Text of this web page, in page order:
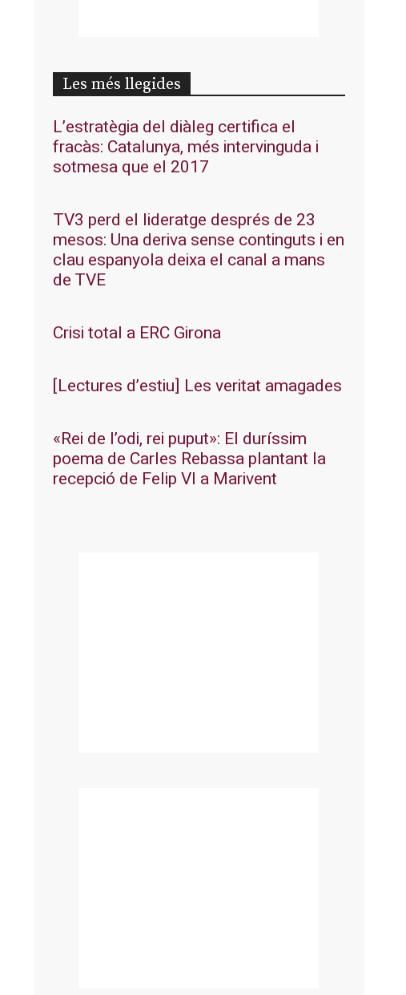
Les més llegides
L’estratègia del diàleg certifica el
fracàs: Catalunya, més intervinguda i
sotmesa que el 2017
TV3 perd el lideratge després de 23
mesos: Una deriva sense continguts i en
clau espanyola deixa el canal a mans
de TVE
Crisi total a ERC Girona
[Lectures d’estiu] Les veritat amagades
«Rei de l’odi, rei puput»: El duríssim
poema de Carles Rebassa plantant la
recepció de Felip VI a Marivent